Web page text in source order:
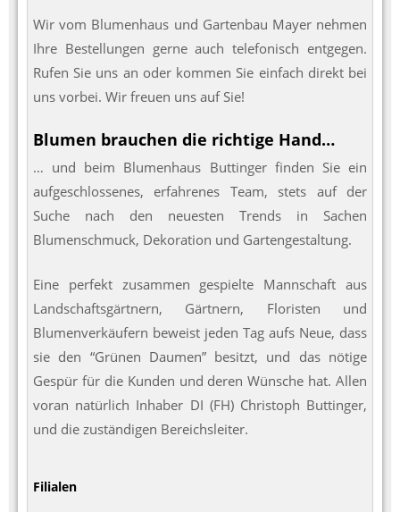
Wir vom Blumenhaus und Gartenbau Mayer nehmen
Ihre Bestellungen gerne auch telefonisch entgegen.
Rufen Sie uns an oder kommen Sie einfach direkt bei
uns vorbei. Wir freuen uns auf Sie!
Blumen brauchen die richtige Hand…
… und beim Blumenhaus Buttinger finden Sie ein
aufgeschlossenes, erfahrenes Team, stets auf der
Suche nach den neuesten Trends in Sachen
Blumenschmuck, Dekoration und Gartengestaltung.
Eine perfekt zusammen gespielte Mannschaft aus
Landschaftsgärtnern, Gärtnern, Floristen und
Blumenverkäufern beweist jeden Tag aufs Neue, dass
sie den “Grünen Daumen” besitzt, und das nötige
Gespür für die Kunden und deren Wünsche hat. Allen
voran natürlich Inhaber DI (FH) Christoph Buttinger,
und die zuständigen Bereichsleiter.
Filialen